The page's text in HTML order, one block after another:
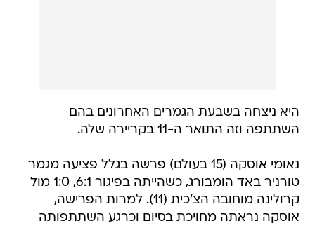
היא ניצחה בשבעת הגמרים האחרונים בהם
השתתפה וזה התואר ה-11 בקריירה שלה.
נאומי אוסקה (15 בעולם) פרשה בגלל פציעה מגמר
טורניר באד הומבורג, כשהייתה בפיגור 6:1, 1:0 מול
קרולינה מוחובה הצ'כית (11). למרות הפרישה,
אוסקה נראתה מחויכת בסיום וכרגע השתתפותה